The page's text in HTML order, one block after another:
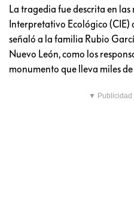
La tragedia fue descrita en
Interpretativo Ecológico
señaló a la familia Rubio
Nuevo León, como los
monumento que lleva miles de
▼ Publicidad